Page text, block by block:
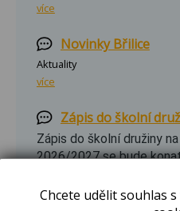
více
Novinky Břilice
Aktuality
více
Zápis do školní
Zápis do školní družiny
2026/2027 se bude
hodin v I. odd. školní
Chcete udělit souhlas